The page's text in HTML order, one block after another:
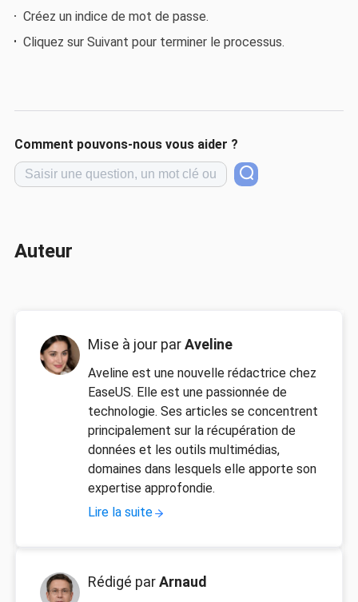
Créez un indice de mot de passe.
Cliquez sur Suivant pour terminer le processus.
Comment pouvons-nous vous aider ?
Auteur
Mise à jour parAveline
Aveline est une nouvelle rédactrice chez
EaseUS. Elle est une passionnée de
technologie. Ses articles se concentrent
principalement sur la récupération de
données et les outils multimédias,
domaines dans lesquels elle apporte son
expertise approfondie.
Lire la suite
Rédigé parArnaud